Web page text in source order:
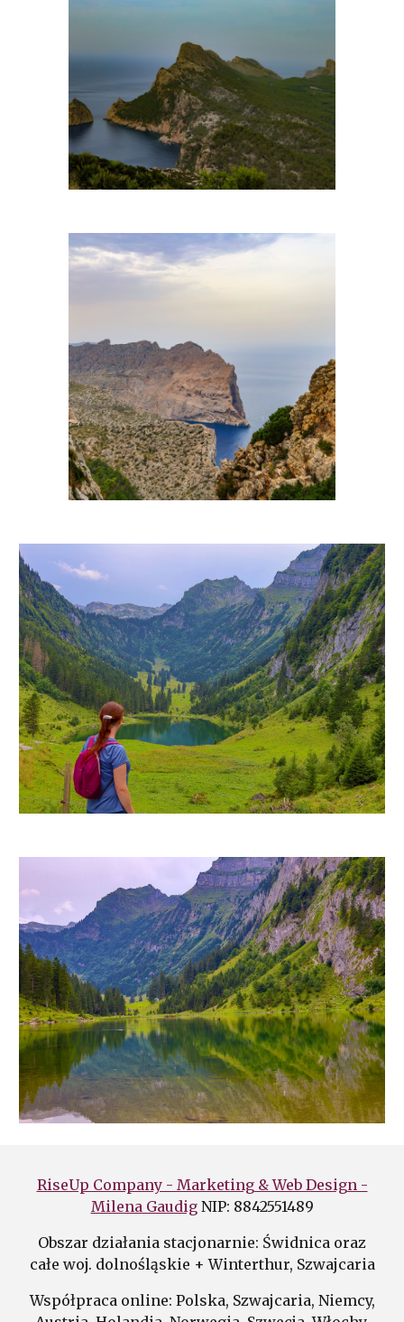
RiseUp Company - Marketing & Web Design -
Milena Gaudig NIP: 8842551489
Obszar działania stacjonarnie: Świdnica oraz
całe woj. dolnośląskie + Winterthur, Szwajcaria
Współpraca online: Polska, Szwajcaria, Niemcy,